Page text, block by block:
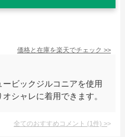
価格と在庫を楽天でチェック >>
ビックジルコニアを使用
シャレに着用できます。
全てのおすすめコメント (1件) >